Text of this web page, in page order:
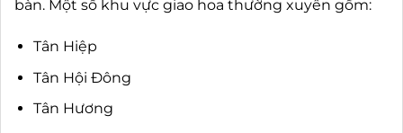
bàn. Một số khu vực giao hoa thường xuyên gồm:
Tân Hiệp
Tân Hội Đông
Tân Hương